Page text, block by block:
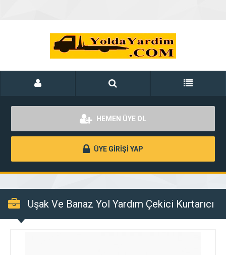
HEMEN ÜYE OL
ÜYE GİRİŞİ YAP
Uşak Ve Banaz Yol Yardım Çekici Kurtarıcı